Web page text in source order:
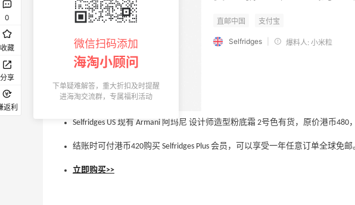
Selfridges 爆料人: 小米粒
Selfridges US 现有 Armani 阿玛尼 设计师造型粉底霜 2号色有货，原价港币480
结账时可付港币420购买 Selfridges Plus 会员，可以享受一年任意订单全球免邮
立即购买>>
0
收藏
分享
返利
微信扫码添加
海淘小顾问
下单疑难解答，重大折扣及时提醒
进海淘交流群，专属福利活动